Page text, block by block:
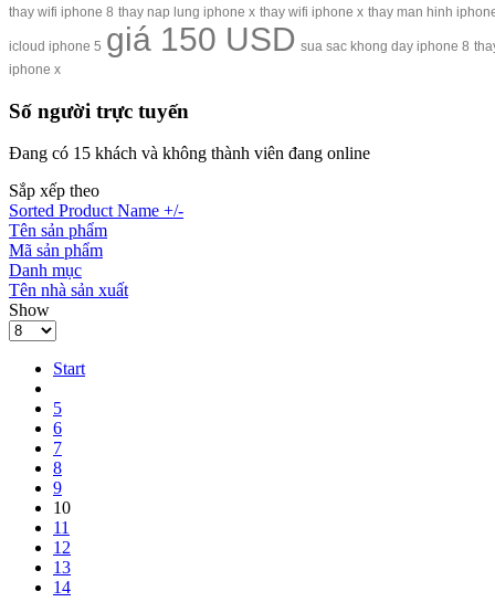
thay wifi iphone 8 thay nap lung iphone x thay wifi iphone x thay man hinh
icloud iphone 5 giá 150 USD sua sac khong day iphone 8
iphone x
Số người trực tuyến
Đang có 15 khách và không thành viên đang online
Sắp xếp theo
Sorted Product Name +/-
Tên sản phẩm
Mã sản phẩm
Danh mục
Tên nhà sản xuất
Show
Start
5
6
7
8
9
10
11
12
13
14